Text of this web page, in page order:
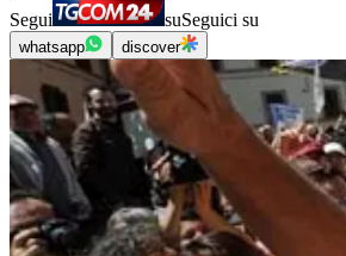
Segui suSeguici su
whatsapp discover